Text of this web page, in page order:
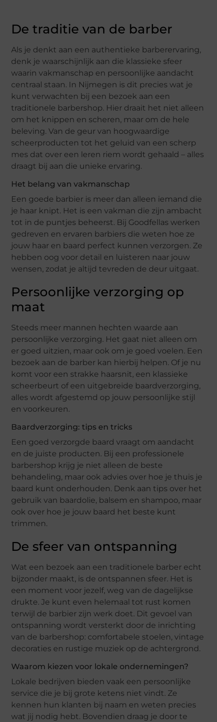
De traditie van de barber
Als je denkt aan een authentieke barberervaring,
denk je waarschijnlijk aan die klassieke sfeer
waarin vakmanschap en persoonlijke aandacht
centraal staan. In Nijmegen is dit precies wat je
kunt verwachten bij een bezoek aan een
traditionele barbershop. Hier draait het niet alleen
om het knippen en scheren, maar om de hele
beleving. Van de geur van hoogwaardige
scheerproducten tot het geluid van een scherp
mes dat over een leren riem wordt gehaald – alles
draagt bij aan die unieke ervaring.
Het belang van vakmanschap
Een goede barbier is meer dan alleen iemand die
je haar knipt. Het is een vakman die zijn ambacht
tot in de puntjes beheerst. Bij Goodfellas werken
gedreven en ervaren barbiers die weten hoe ze
jouw haar en baard perfect kunnen verzorgen. Ze
hebben oog voor detail en luisteren naar jouw
wensen, zodat je altijd tevreden de deur uitgaat.
Persoonlijke verzorging op
maat
Steeds meer mannen hechten waarde aan
persoonlijke verzorging. Het gaat niet alleen om
er goed uitzien, maar ook om je goed voelen. Een
bezoek aan de barber kan hierbij helpen. Of je nu
komt voor een strakke haarsnit, een klassieke
scheerbeurt of een uitgebreide baardverzorging,
alles wordt afgestemd op jouw persoonlijke stijl
en voorkeuren.
Baardverzorging: tips en tricks
Een goed verzorgde baard vraagt om aandacht
en de juiste producten. Bij een professionele
barbershop krijg je niet alleen de beste
behandeling, maar ook advies over hoe je thuis je
baard kunt onderhouden. Denk aan tips over het
gebruik van baardolie, balsem en shampoo, maar
ook over hoe je jouw baard het beste kunt
trimmen.
De sfeer van ontspanning
Wat een bezoek aan een traditionele barber echt
bijzonder maakt, is de ontspannen sfeer. Het is
een moment voor jezelf, weg van de dagelijkse
drukte. Je kunt even helemaal tot rust komen
terwijl de barbier zijn werk doet. Dit gevoel van
ontspanning wordt versterkt door de inrichting
van de barbershop: comfortabele stoelen, vintage
decoraties en rustige muziek op de achtergrond.
Waarom kiezen voor lokale ondernemingen?
Lokale bedrijven bieden vaak een persoonlijke
service die je bij grote ketens niet vindt. Ze
kennen hun klanten bij naam en weten precies
wat jij nodig hebt. Bovendien draag je door te